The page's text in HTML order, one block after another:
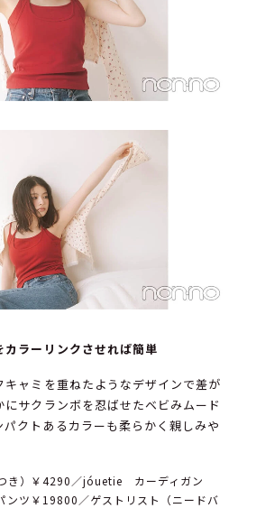
カラーリンクさせれば簡単
キャミを重ねたようなデザインで差が
サクランボを忍ばせたベビみムード
クトあるカラーも柔らかく親しみや
き）￥4290／jóuetie カーディガン
ツ￥19800／ゲストリスト（ニードバ